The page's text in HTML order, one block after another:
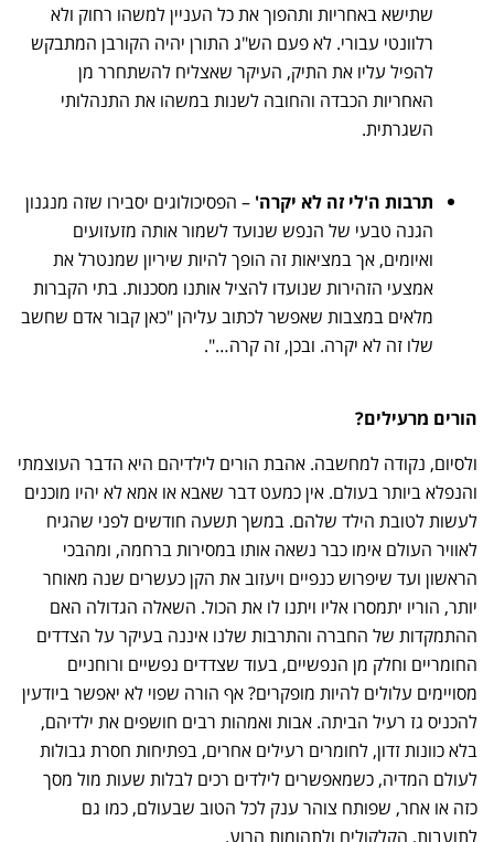
שתישא באחריות ותהפוך את כל העניין למשהו רחוק ולא
רלוונטי עבורי. לא פעם הש"ג התורן יהיה הקורבן המתבקש
להפיל עליו את התיק, העיקר שאצליח להשתחרר מן
האחריות הכבדה והחובה לשנות במשהו את התנהלותי
השגרתית.
תרבות ה'לי זה לא יקרה' – הפסיכולוגים יסבירו שזה מנגנון
הגנה טבעי של הנפש שנועד לשמור אותה מזעזועים
ואיומים, אך במציאות זה הופך להיות שיריון שמנטרל את
אמצעי הזהירות שנועדו להציל אותנו מסכנות. בתי הקברות
מלאים במצבות שאפשר לכתוב עליהן "כאן קבור אדם שחשב
שלו זה לא יקרה. ובכן, זה קרה…".
הורים מרעילים?
ולסיום, נקודה למחשבה. אהבת הורים לילדיהם היא הדבר העוצמתי
והנפלא ביותר בעולם. אין כמעט דבר שאבא או אמא לא יהיו מוכנים
לעשות לטובת הילד שלהם. במשך תשעה חודשים לפני שהגיח
לאוויר העולם אימו כבר נשאה אותו במסירות ברחמה, ומהבכי
הראשון ועד שיפרוש כנפיים ויעזוב את הקן כעשרים שנה מאוחר
יותר, הוריו יתמסרו אליו ויתנו לו את הכול. השאלה הגדולה האם
ההתמקדות של החברה והתרבות שלנו איננה בעיקר על הצדדים
החומריים וחלק מן הנפשיים, בעוד שצדדים נפשיים ורוחניים
מסויימים עלולים להיות מופקרים? אף הורה שפוי לא יאפשר ביודעין
להכניס גז רעיל הביתה. אבות ואמהות רבים חושפים את ילדיהם,
בלא כוונות זדון, לחומרים רעילים אחרים, בפתיחות חסרת גבולות
לעולם המדיה, כשמאפשרים לילדים רכים לבלות שעות מול מסך
כזה או אחר, שפותח צוהר ענק לכל הטוב שבעולם, כמו גם
לתועבות, הקלקולים ולתהומות הרוע.